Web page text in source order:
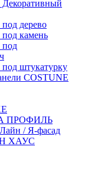
дерево
камень
под
штукатурку
COSTUNE
ПРОФИЛЬ
/ Я-фасад
ХАУС